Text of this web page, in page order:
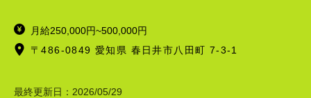
月給250,000円~500,000円
〒486-0849 愛知県 春日井市八田町 7-3-1
最終更新日： 2026/05/29